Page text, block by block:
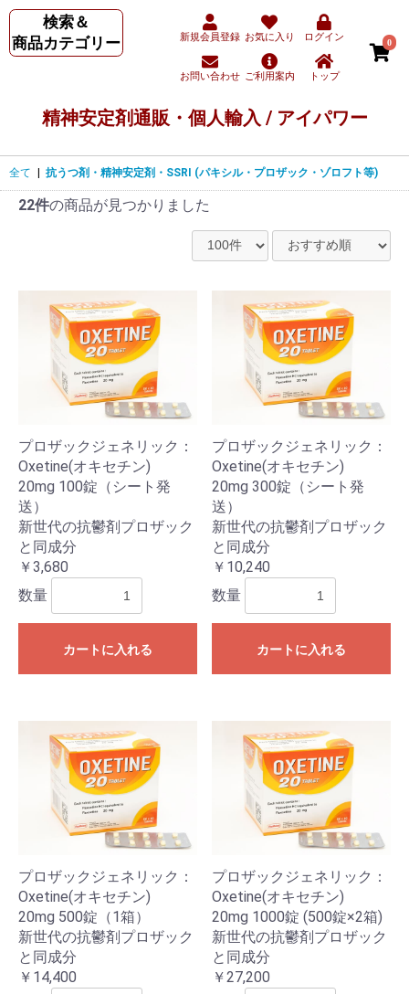
検索＆
商品カテゴリー
新規会員登録 お気に入り ログイン
お問い合わせ ご利用案内 トップ
0
精神安定剤通販・個人輸入 / アイパワー
全て 抗うつ剤・精神安定剤・SSRI (パキシル・プロザック・ゾロフト等)
22件の商品が見つかりました
プロザックジェネリック：
Oxetine(オキセチン)
20mg 100錠（シート発
送）
新世代の抗鬱剤プロザック
と同成分
￥3,680
数量
カートに入れる
プロザックジェネリック：
Oxetine(オキセチン)
20mg 300錠（シート発
送）
新世代の抗鬱剤プロザック
と同成分
￥10,240
数量
カートに入れる
プロザックジェネリック：
Oxetine(オキセチン)
20mg 500錠（1箱）
新世代の抗鬱剤プロザック
と同成分
￥14,400
プロザックジェネリック：
Oxetine(オキセチン)
20mg 1000錠 (500錠×2箱)
新世代の抗鬱剤プロザック
と同成分
￥27,200